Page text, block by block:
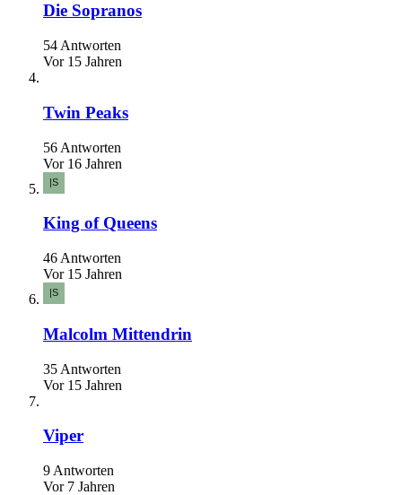
Die Sopranos
54 Antworten
Vor 15 Jahren
Twin Peaks
56 Antworten
Vor 16 Jahren
King of Queens
46 Antworten
Vor 15 Jahren
Malcolm Mittendrin
35 Antworten
Vor 15 Jahren
Viper
9 Antworten
Vor 7 Jahren